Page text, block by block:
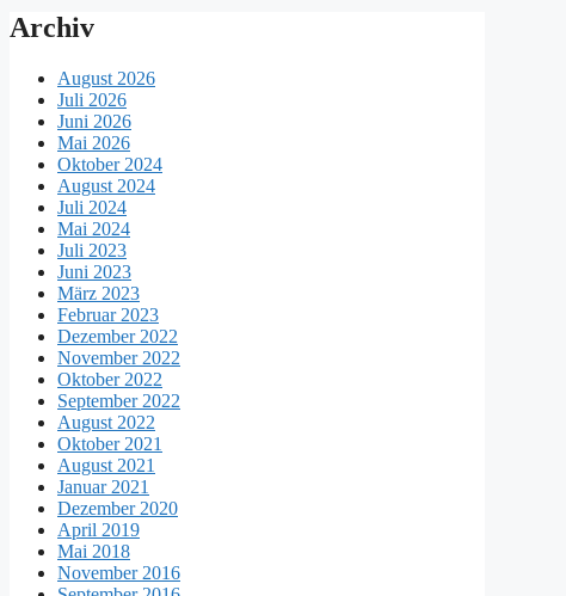
Archiv
August 2026
Juli 2026
Juni 2026
Mai 2026
Oktober 2024
August 2024
Juli 2024
Mai 2024
Juli 2023
Juni 2023
März 2023
Februar 2023
Dezember 2022
November 2022
Oktober 2022
September 2022
August 2022
Oktober 2021
August 2021
Januar 2021
Dezember 2020
April 2019
Mai 2018
November 2016